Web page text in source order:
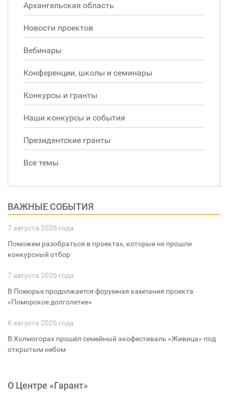
Архангельская область
Новости проектов
Вебинары
Конференции, школы и семинары
Конкурсы и гранты
Наши конкурсы и события
Президентские гранты
Все темы
ВАЖНЫЕ СОБЫТИЯ
7 августа 2026 года
Поможем разобраться в проектах, которые не прошли
конкурсный отбор
7 августа 2026 года
В Поморье продолжается форумная кампания проекта
«Поморское долголетие»
6 августа 2026 года
В Холмогорах прошёл семейный экофестиваль «Живица» под
открытым небом
О Центре «Гарант»